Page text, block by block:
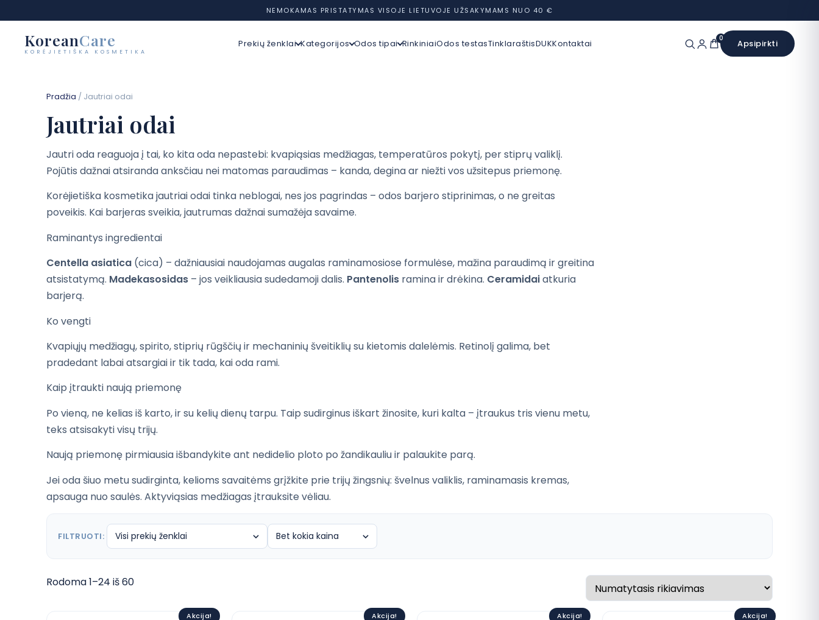
NEMOKAMAS PRISTATYMAS VISOJE LIETUVOJE UŽSAKYMAMS NUO 40 €
KoreanCare
KORĖJIETIŠKA KOSMETIKA
Prekių ženklai Kategorijos Odos tipai RinkiniaiOdos testasTinklaraštisDUKKontaktai 0 Apsipirkti
Pradžia / Jautriai odai
Jautriai odai
Jautri oda reaguoja į tai, ko kita oda nepastebi: kvapiąsias medžiagas, temperatūros pokytį, per stiprų valiklį.
Pojūtis dažnai atsiranda anksčiau nei matomas paraudimas – kanda, degina ar niežti vos užsitepus priemonę.
Korėjietiška kosmetika jautriai odai tinka neblogai, nes jos pagrindas – odos barjero stiprinimas, o ne greitas
poveikis. Kai barjeras sveikia, jautrumas dažnai sumažėja savaime.
Raminantys ingredientai
Centella asiatica (cica) – dažniausiai naudojamas augalas raminamosiose formulėse, mažina paraudimą ir greitina
atsistatymą. Madekasosidas – jos veikliausia sudedamoji dalis. Pantenolis ramina ir drėkina. Ceramidaiatkuria
barjerą.
Ko vengti
Kvapiųjų medžiagų, spirito, stiprių rūgščių ir mechaninių šveitiklių su kietomis dalelėmis. Retinolį galima, bet
pradedant labai atsargiai ir tik tada, kai oda rami.
Kaip įtraukti naują priemonę
Po vieną, ne kelias iš karto, ir su kelių dienų tarpu. Taip sudirginus iškart žinosite, kuri kalta – įtraukus tris vienu metu,
teks atsisakyti visų trijų.
Naują priemonę pirmiausia išbandykite ant nedidelio ploto po žandikauliu ir palaukite parą.
Jei oda šiuo metu sudirginta, kelioms savaitėms grįžkite prie trijų žingsnių: švelnus valiklis, raminamasis kremas,
apsauga nuo saulės. Aktyviąsias medžiagas įtrauksite vėliau.
FILTRUOTI:
Rodoma 1–24 iš 60
Akcija! Akcija! Akcija! Akcija!